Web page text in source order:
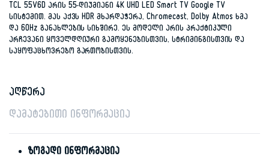
TCL 55V6D არის 55-დიუმიანი 4K UHD LED Smart TV Google TV
სისტემით. მას აქვს HDR მხარდაჭერა, Chromecast, Dolby Atmos ხმა
და 60Hz განახლების სიხშირე. ეს მოდელი არის პრაქტიკული
არჩევანი ყოველდღიური გამოყენებისთვის, სტრიმინგისთვის და
საყოფაცხოვრებო გართობისთვის.
აღწერა
დამატებითი ინფორმაცია
ზოგადი ინფორმაცია